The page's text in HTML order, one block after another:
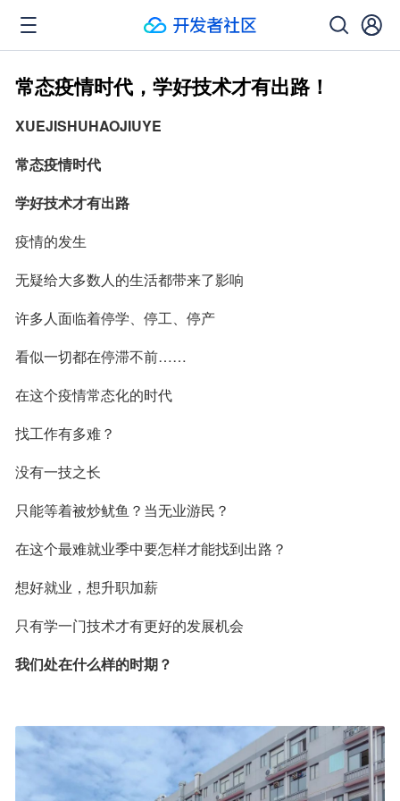
常态疫情时代，学好技术才有出路！
XUEJISHUHAOJIUYE
常态疫情时代
学好技术才有出路
疫情的发生
无疑给大多数人的生活都带来了影响
许多人面临着停学、停工、停产
看似一切都在停滞不前……
在这个疫情常态化的时代
找工作有多难？
没有一技之长
只能等着被炒鱿鱼？当无业游民？
在这个最难就业季中要怎样才能找到出路？
想好就业，想升职加薪
只有学一门技术才有更好的发展机会
我们处在什么样的时期？